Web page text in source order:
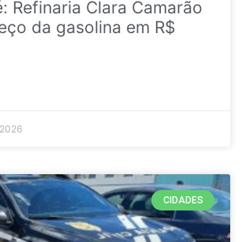
Refinaria Clara Camarão
da gasolina em R$
CIDADES